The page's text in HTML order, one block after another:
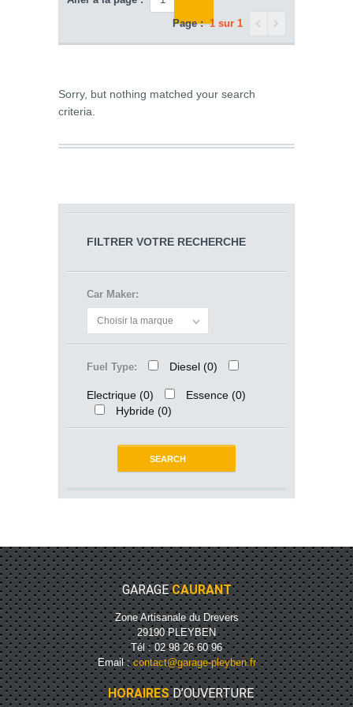
Page :1 sur 1
Sorry, but nothing matched your search
criteria.
FILTRER VOTRE RECHERCHE
Car Maker:
Choisir la marque
Fuel Type: Diesel (0)
Electrique (0) Essence (0)
Hybride (0)
GARAGECAURANT
Zone Artisanale du Drevers
29190 PLEYBEN
Tél : 02 98 26 60 96
Email :contact@garage-pleyben.fr
HORAIRESD’OUVERTURE